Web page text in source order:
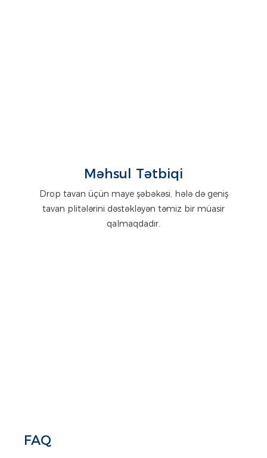
Məhsul Tətbiqi
Drop tavan üçün maye şəbəkəsi, hələ də geniş
tavan plitələrini dəstəkləyən təmiz bir müasir
qalmaqdadır.
FAQ